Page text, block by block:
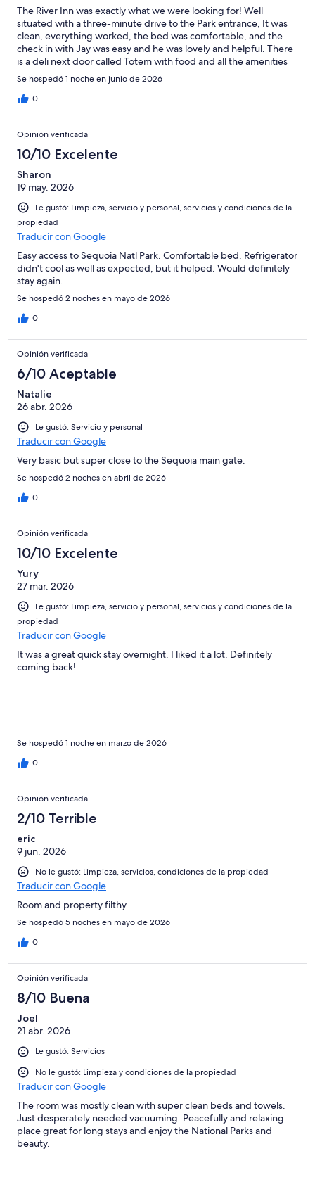
The River Inn was exactly what we were looking for! Well
situated with a three-minute drive to the Park entrance, It was
clean, everything worked, the bed was comfortable, and the
check in with Jay was easy and he was lovely and helpful. There
is a deli next door called Totem with food and all the amenities
you need for the day. No complaints. It was a wonderful
overnight trip.
Se hospedó 1 noche en junio de 2026
0
Opinión verificada
10/10 Excelente
Sharon
19 may. 2026
Le gustó: Limpieza, servicio y personal, servicios y condiciones de la
propiedad
Traducir con Google
Easy access to Sequoia Natl Park. Comfortable bed. Refrigerator
didn't cool as well as expected, but it helped. Would definitely
stay again.
Se hospedó 2 noches en mayo de 2026
0
Opinión verificada
6/10 Aceptable
Natalie
26 abr. 2026
Le gustó: Servicio y personal
Traducir con Google
Very basic but super close to the Sequoia main gate.
Se hospedó 2 noches en abril de 2026
0
Opinión verificada
10/10 Excelente
Yury
27 mar. 2026
Le gustó: Limpieza, servicio y personal, servicios y condiciones de la
propiedad
Traducir con Google
It was a great quick stay overnight. I liked it a lot. Definitely
coming back!
Se hospedó 1 noche en marzo de 2026
0
Opinión verificada
2/10 Terrible
eric
9 jun. 2026
No le gustó: Limpieza, servicios, condiciones de la propiedad
Traducir con Google
Room and property filthy
Se hospedó 5 noches en mayo de 2026
0
Opinión verificada
8/10 Buena
Joel
21 abr. 2026
Le gustó: Servicios
No le gustó: Limpieza y condiciones de la propiedad
Traducir con Google
The room was mostly clean with super clean beds and towels.
Just desperately needed vacuuming. Peacefully and relaxing
place great for long stays and enjoy the National Parks and
beauty.